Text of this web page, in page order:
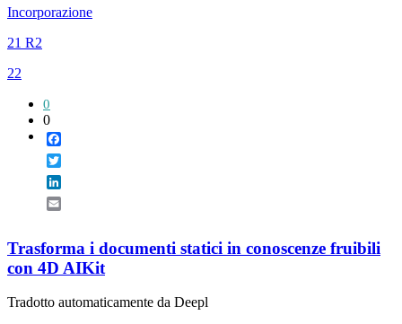
Incorporazione
21 R2
22
0
0
Trasforma i documenti statici in conoscenze fruibili
con 4D AIKit
Tradotto automaticamente da Deepl